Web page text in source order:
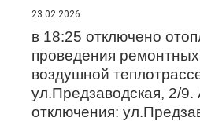
23.02.2026
в 18:25 отключено
проведения
воздушной
ул.Предзаводская, 2/9.
отключения: